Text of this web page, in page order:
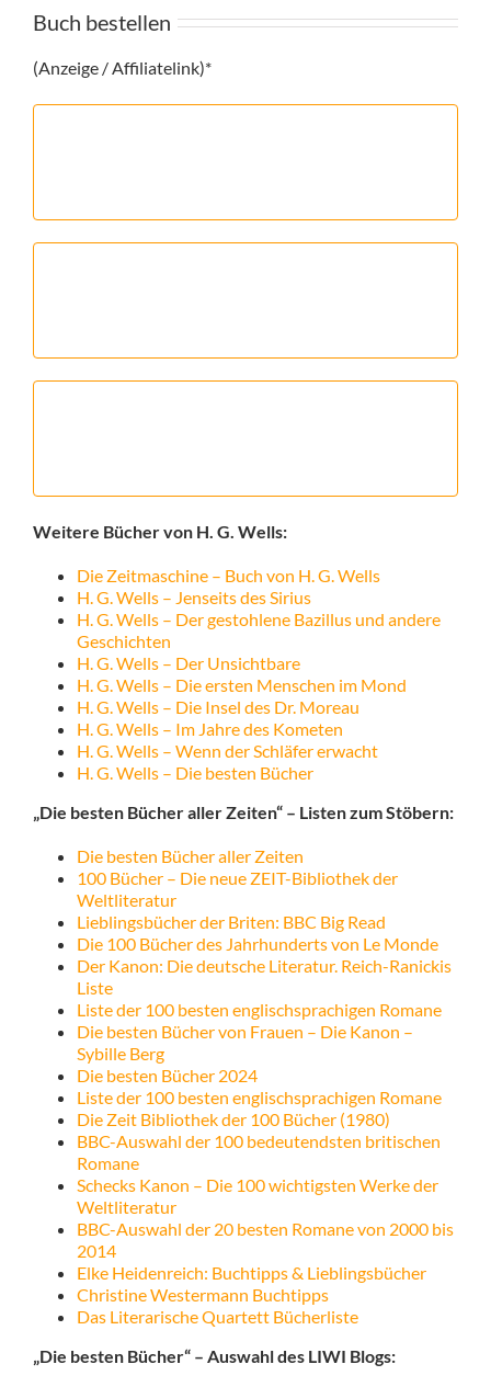
Buch bestellen
(Anzeige / Affiliatelink)*
Weitere Bücher von H. G. Wells:
Die Zeitmaschine – Buch von H. G. Wells
H. G. Wells – Jenseits des Sirius
H. G. Wells – Der gestohlene Bazillus und andere
Geschichten
H. G. Wells – Der Unsichtbare
H. G. Wells – Die ersten Menschen im Mond
H. G. Wells – Die Insel des Dr. Moreau
H. G. Wells – Im Jahre des Kometen
H. G. Wells – Wenn der Schläfer erwacht
H. G. Wells – Die besten Bücher
„Die besten Bücher aller Zeiten“ – Listen zum Stöbern:
Die besten Bücher aller Zeiten
100 Bücher – Die neue ZEIT-Bibliothek der
Weltliteratur
Lieblingsbücher der Briten: BBC Big Read
Die 100 Bücher des Jahrhunderts von Le Monde
Der Kanon: Die deutsche Literatur. Reich-Ranickis
Liste
Liste der 100 besten englischsprachigen Romane
Die besten Bücher von Frauen – Die Kanon –
Sybille Berg
Die besten Bücher 2024
Liste der 100 besten englischsprachigen Romane
Die Zeit Bibliothek der 100 Bücher (1980)
BBC-Auswahl der 100 bedeutendsten britischen
Romane
Schecks Kanon – Die 100 wichtigsten Werke der
Weltliteratur
BBC-Auswahl der 20 besten Romane von 2000 bis
2014
Elke Heidenreich: Buchtipps & Lieblingsbücher
Christine Westermann Buchtipps
Das Literarische Quartett Bücherliste
„Die besten Bücher“ – Auswahl des LIWI Blogs: